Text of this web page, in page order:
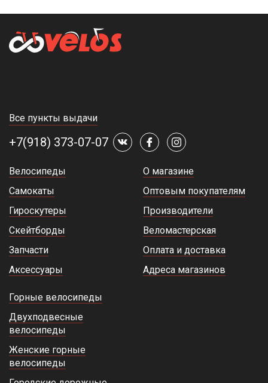
Все пункты выдачи
+7(918) 373-07-07
Велосипеды
Самокаты
Гироскутеры
Скейтборды
Запчасти
Аксессуары
О магазине
Оптовым покупателям
Производители
Веломастерская
Оплата и доставка
Адреса магазинов
Горные велосипеды
Двухподвесные
велосипеды
Женские горные
велосипеды